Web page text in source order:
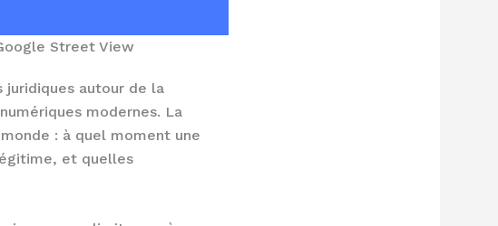
Street View
juridiques autour de la
modernes. La
: à quel moment une
et quelles